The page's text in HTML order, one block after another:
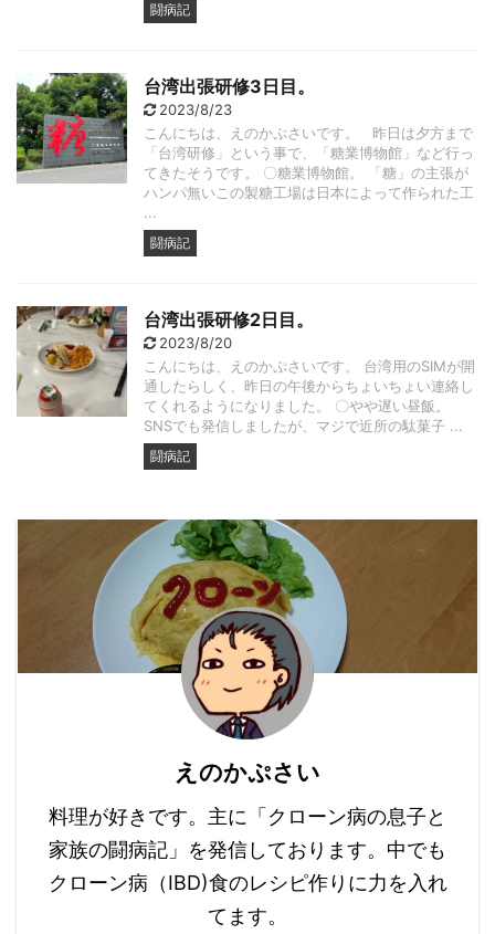
闘病記
台湾出張研修3日目。
2023/8/23
こんにちは、えのかぷさいです。 昨日は夕方まで
「台湾研修」という事で、「糖業博物館」など行っ
てきたそうです。 〇糖業博物館。 「糖」の主張が
ハンパ無いこの製糖工場は日本によって作られた工
...
闘病記
台湾出張研修2日目。
2023/8/20
こんにちは、えのかぷさいです。 台湾用のSIMが開
通したらしく、昨日の午後からちょいちょい連絡し
てくれるようになりました。 〇やや遅い昼飯。
SNSでも発信しましたが、マジで近所の駄菓子 ...
闘病記
えのかぷさい
料理が好きです。主に「クローン病の息子と
家族の闘病記」を発信しております。中でも
クローン病（IBD)食のレシピ作りに力を入れ
てます。